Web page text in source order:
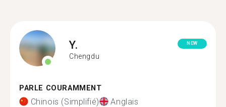
Y.
Chengdu
NEW
PARLE COURAMMENT
Chinois (Simplifié) Anglais